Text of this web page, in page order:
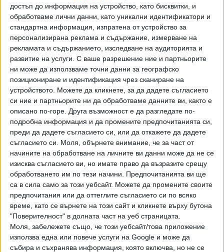
достъп до информация на устройство, като бисквитки, и
обработваме лични данни, като уникални идентификатори и
стандартна информация, изпратена от устройство за
персонализирана реклама и съдържание, измерване на
рекламата и съдържанието, изследване на аудиторията и
развитие на услуги. С ваше разрешение ние и партньорите
ни може да използваме точни данни за географско
позициониране и идентификация чрез сканиране на
устройството. Можете да кликнете, за да дадете съгласието
си ние и партньорите ни да обработваме данните ви, както е
описано по-горе. Друга възможност е да разгледате по-
подробна информация и да промените предпочитанията си,
преди да дадете съгласието си, или да откажете да дадете
съгласието си.
Моля, обърнете внимание, че за част от
начините на обработване на личните ви данни може да не се
изисква съгласието ви, но имате право да възразите срещу
обработването им по тези начини. Предпочитанията ви ще
са в сила само за този уебсайт. Можете да промените своите
предпочитания или да оттеглите съгласието си по всяко
време, като се върнете на този сайт и кликнете върху бутона
"Поверителност" в долната част на уеб страницата.
Моля, забележете също, че този уебсайт/това приложение
използва една или повече услуги на Google и може да
събира и съхранява информация, която включва, но не се
Хавайската Богородица заплака с фентанилови сълзи
Видео Разгледай всички